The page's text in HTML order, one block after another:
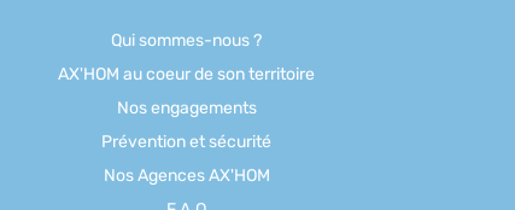
Qui sommes-nous ?
AX'HOM au coeur de son territoire
Nos engagements
Prévention et sécurité
Nos Agences AX'HOM